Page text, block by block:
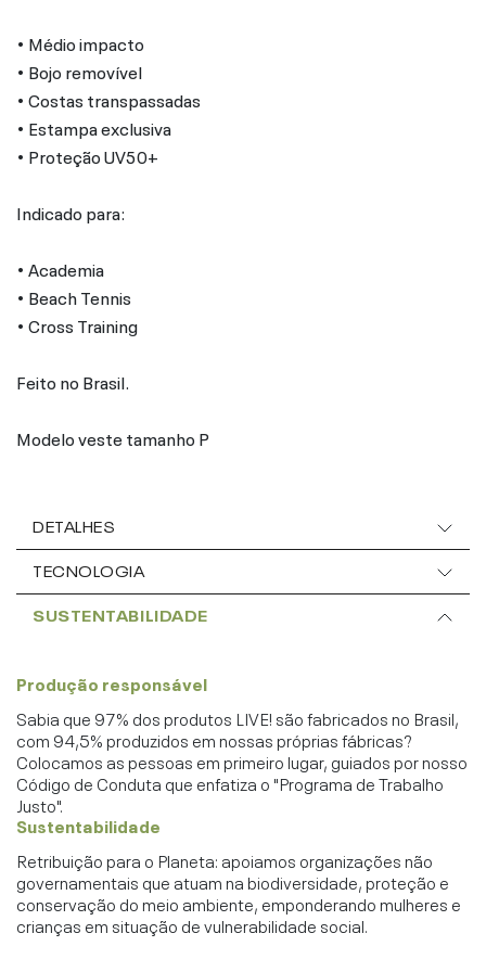
• Médio impacto
• Bojo removível
• Costas transpassadas
• Estampa exclusiva
• Proteção UV50+
Indicado para:
• Academia
• Beach Tennis
• Cross Training
Feito no Brasil.
Modelo veste tamanho P
DETALHES
TECNOLOGIA
SUSTENTABILIDADE
Produção responsável
Sabia que 97% dos produtos LIVE! são fabricados no Brasil,
com 94,5% produzidos em nossas próprias fábricas?
Colocamos as pessoas em primeiro lugar, guiados por nosso
Código de Conduta que enfatiza o "Programa de Trabalho
Justo".
Sustentabilidade
Retribuição para o Planeta: apoiamos organizações não
governamentais que atuam na biodiversidade, proteção e
conservação do meio ambiente, emponderando mulheres e
crianças em situação de vulnerabilidade social.